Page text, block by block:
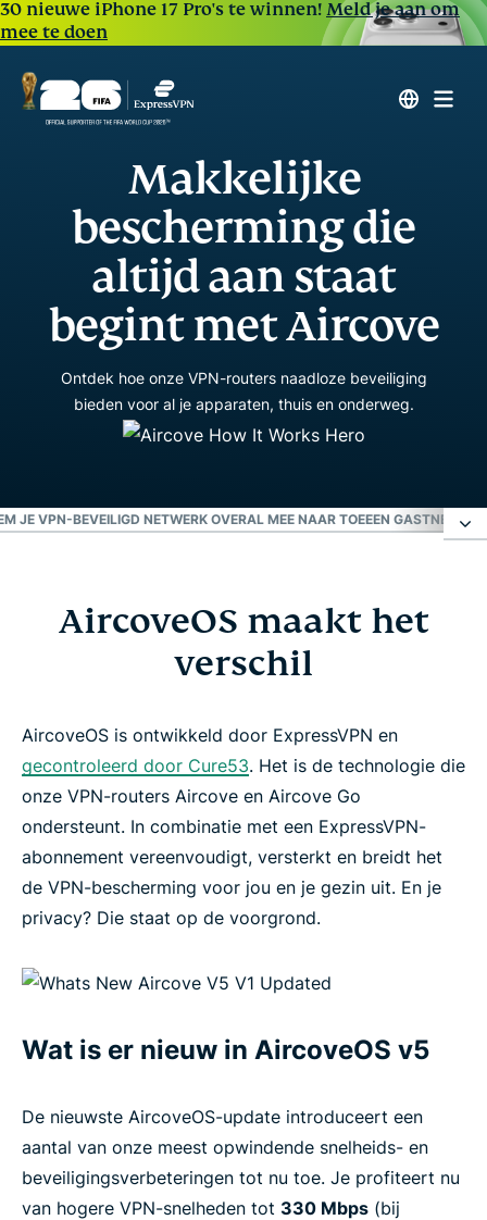
30 nieuwe iPhone 17 Pro's te winnen!Meld je aan om
mee te doen
Makkelijke
bescherming die
altijd aan staat
begint met Aircove
Ontdek hoe onze VPN-routers naadloze beveiliging
bieden voor al je apparaten, thuis en onderweg.
JE VPN-BEVEILIGD NETWERK OVERAL MEE NAAR TOEEEN
Ontdek de nieuwe Aircove Go
Profiteer ook van geavanceerde bescherming
Doe alles op je dashboard
Neem je VPN-beveiligd netwerk overal mee naar
AircoveOS maakt het
verschil
AircoveOS is ontwikkeld door ExpressVPN en
gecontroleerd door Cure53. Het is de technologie die
onze VPN-routers Aircove en Aircove Go
ondersteunt. In combinatie met een ExpressVPN-
abonnement vereenvoudigt, versterkt en breidt het
de VPN-bescherming voor jou en je gezin uit. En je
privacy? Die staat op de voorgrond.
Wat is er nieuw in AircoveOS v5
De nieuwste AircoveOS-update introduceert een
aantal van onze meest opwindende snelheids- en
beveiligingsverbeteringen tot nu toe. Je profiteert nu
van hogere VPN-snelheden tot 330 Mbps (bij